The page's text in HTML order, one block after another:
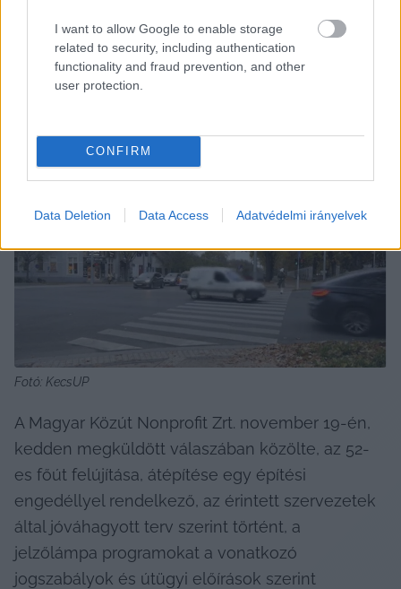
I want to allow Google to enable storage
related to security, including authentication
functionality and fraud prevention, and other
user protection.
CONFIRM
Data Deletion Data Access Adatvédelmi irányelvek
Mindkét helyszínnel kapcsolatban pedig
érdeklődtünk, a gyalogosok számára miért tart
ilyen rövid ideig a zöld jelzés, várható-e a jelzett
véglegesnek mondható lámpa beállítás?
Fotó: KecsUP
A Magyar Közút Nonprofit Zrt. november 19-én,
kedden megküldött válaszában közölte, az 52-
es főút felújítása, átépítése egy építési
engedéllyel rendelkező, az érintett szervezetek
által jóváhagyott terv szerint történt, a
jelzőlámpa programokat a vonatkozó
jogszabályok és útügyi előírások szerint